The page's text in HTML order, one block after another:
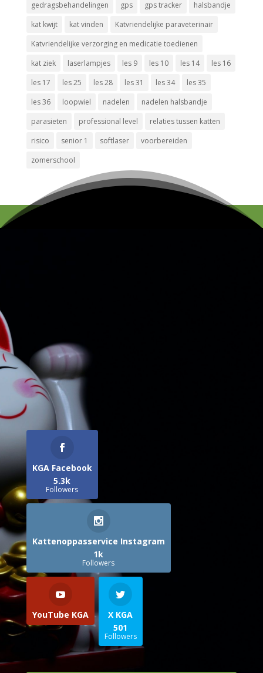
gedragsbehandelingen gps gps tracker
halsbandje
kat kwijt
kat vinden
Katvriendelijke paraveterinair
Katvriendelijke verzorging en medicatie toedienen
kat ziek
laserlampjes les 9 les 10 les 14
les 16
les 17
les 25 les 28 les 31 les 34
les 35
les 36
loopwiel nadelen
nadelen halsbandje
parasieten
professional level
relaties tussen katten
risico
senior 1 softlaser
voorbereiden
zomerschool
KGA Facebook
5.3k
Followers
Kattenoppasservice Instagram
1k
Followers
YouTube KGA
X KGA
501
Followers